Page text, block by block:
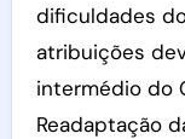
dificuldades
atribuições
intermédio do
Readaptação